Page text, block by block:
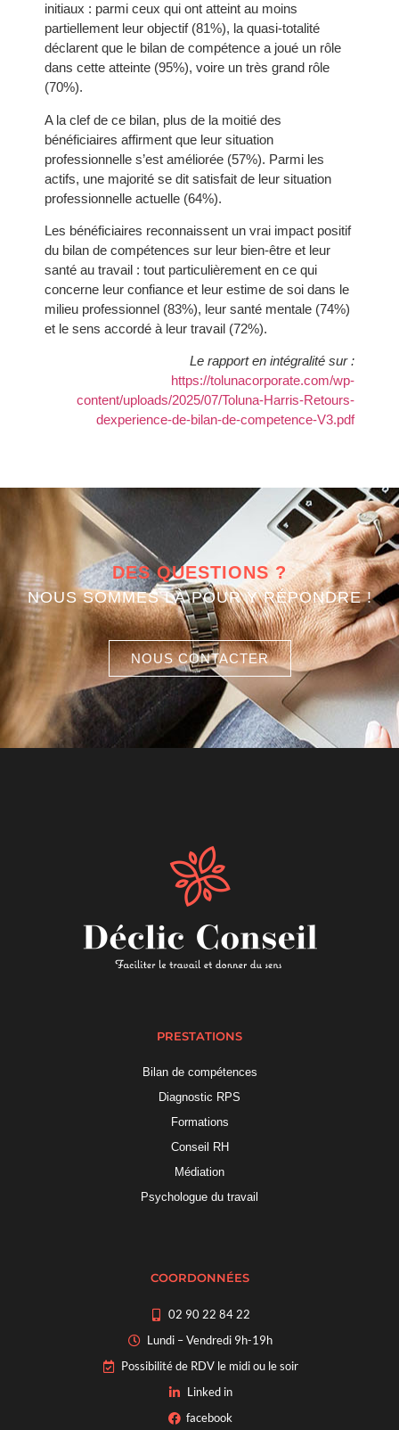
initiaux : parmi ceux qui ont atteint au moins
partiellement leur objectif (81%), la quasi-totalité
déclarent que le bilan de compétence a joué un rôle
dans cette atteinte (95%), voire un très grand rôle
(70%).
A la clef de ce bilan, plus de la moitié des
bénéficiaires affirment que leur situation
professionnelle s’est améliorée (57%). Parmi les
actifs, une majorité se dit satisfait de leur situation
professionnelle actuelle (64%).
Les bénéficiaires reconnaissent un vrai impact positif
du bilan de compétences sur leur bien-être et leur
santé au travail : tout particulièrement en ce qui
concerne leur confiance et leur estime de soi dans le
milieu professionnel (83%), leur santé mentale (74%)
et le sens accordé à leur travail (72%).
Le rapport en intégralité sur :
https://tolunacorporate.com/wp-
content/uploads/2025/07/Toluna-Harris-Retours-
dexperience-de-bilan-de-competence-V3.pdf
DES QUESTIONS ?
NOUS SOMMES LÀ POUR Y RÉPONDRE !
NOUS CONTACTER
PRESTATIONS
Bilan de compétences
Diagnostic RPS
Formations
Conseil RH
Médiation
Psychologue du travail
COORDONNÉES
02 90 22 84 22
Lundi – Vendredi 9h-19h
Possibilité de RDV le midi ou le soir
Linked in
facebook